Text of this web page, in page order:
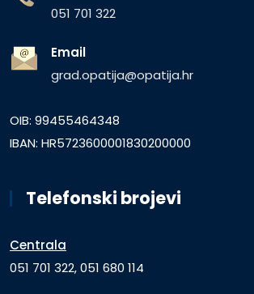
051 701 322
Email
grad.opatija@opatija.hr
OIB: 99455464348
IBAN: HR5723600001830200000
Telefonski brojevi
Centrala
051 701 322, 051 680 114